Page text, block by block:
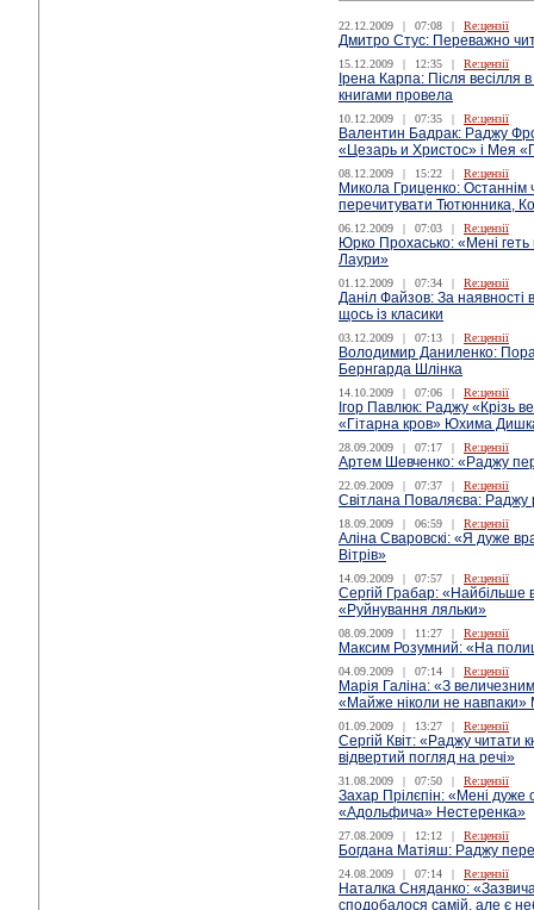
22.12.2009 | 07:08 | Re:цензії
Дмитро Стус: Переважно
15.12.2009 | 12:35 | Re:цензії
Ірена Карпа: Після весілля
книгами провела
10.12.2009 | 07:35 | Re:цензії
Валентин Бадрак: Раджу
«Цезарь и Христос» і Мея
08.12.2009 | 15:22 | Re:цензії
Микола Гриценко: Останнім
перечитувати Тютюнника,
06.12.2009 | 07:03 | Re:цензії
Юрко Прохасько: «Мені геть
Лаури»
01.12.2009 | 07:34 | Re:цензії
Даніл Файзов: За наявності
щось із класики
03.12.2009 | 07:13 | Re:цензії
Володимир Даниленко:
Бернгарда Шлінка
14.10.2009 | 07:06 | Re:цензії
Ігор Павлюк: Раджу «Крізь
«Гітарна кров» Юхима
28.09.2009 | 07:17 | Re:цензії
Артем Шевченко: «Раджу
22.09.2009 | 07:37 | Re:цензії
Світлана Поваляєва:
18.09.2009 | 06:59 | Re:цензії
Аліна Сваровскі: «Я дуже
Вітрів»
14.09.2009 | 07:57 | Re:цензії
Сергій Грабар:
«Руйнування ляльки»
08.09.2009 | 11:27 | Re:цензії
Максим Розумний: «На
04.09.2009 | 07:14 | Re:цензії
Марія Галіна: «З
«Майже ніколи не навпаки»
01.09.2009 | 13:27 | Re:цензії
Сергій Квіт: «Раджу читати
відвертий погляд на речі»
31.08.2009 | 07:50 | Re:цензії
Захар Прілєпін: «Мені
«Адольфича» Нестеренка»
27.08.2009 | 12:12 | Re:цензії
Богдана Матіяш: Раджу
24.08.2009 | 07:14 | Re:цензії
Наталка Сняданко:
сподобалося самій, але є